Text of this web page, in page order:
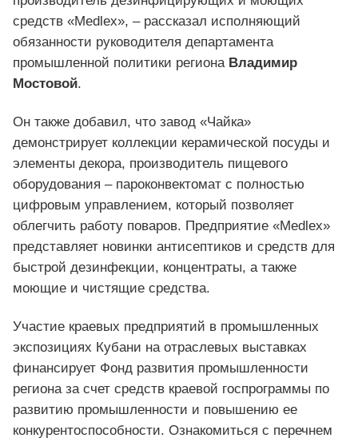
средств «Medlex», – рассказал исполняющий
обязанности руководителя департамента
промышленной политики региона Владимир
Мостовой.
Он также добавил, что завод «Чайка»
демонстрирует коллекции керамической посуды и
элементы декора, производитель пищевого
оборудования – пароконвектомат с полностью
цифровым управлением, который позволяет
облегчить работу поваров. Предприятие «Medlex»
представляет новинки антисептиков и средств для
быстрой дезинфекции, концентраты, а также
моющие и чистящие средства.
Участие краевых предприятий в промышленных
экспозициях Кубани на отраслевых выставках
финансирует Фонд развития промышленности
региона за счет средств краевой госпрограммы по
развитию промышленности и повышению ее
конкурентоспособности. Ознакомиться с перечнем